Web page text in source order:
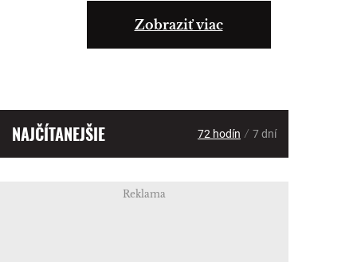
Zobraziť viac
NAJČÍTANEJŠIE 72 hodín / 7 dní
Reklama